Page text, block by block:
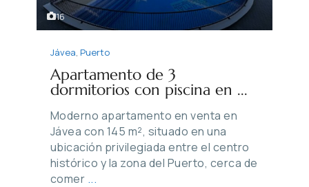
16
Jávea, Puerto
Apartamento de 3
dormitorios con piscina en ...
Moderno apartamento en venta en
Jávea con 145 m², situado en una
ubicación privilegiada entre el centro
histórico y la zona del Puerto, cerca de
comer ...